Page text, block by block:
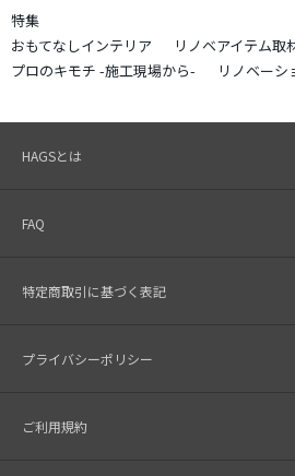
特集
おもてなしインテリア
リノベアイテム取
プロのキモチ -施工現場から-
リノベーシ
HAGSとは
FAQ
特定商取引に基づく表記
プライバシーポリシー
ご利用規約